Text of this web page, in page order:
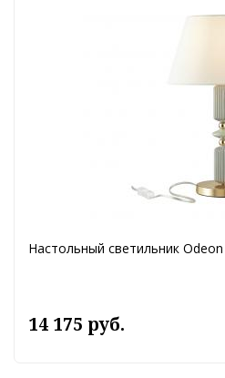
Настольный светильник
14 175 руб.